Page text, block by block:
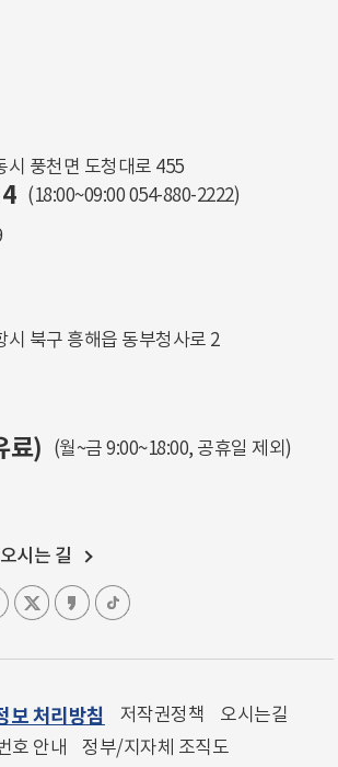
시 풍천면 도청대로 455
(18:00~09:00 054-880-2222)
시 북구 흥해읍 동부청사로 2
료) (월~금 9:00~18:00, 공휴일 제외)
시는 길
보 처리방침 저작권정책
오시는길
호 안내
정부/지자체 조직도